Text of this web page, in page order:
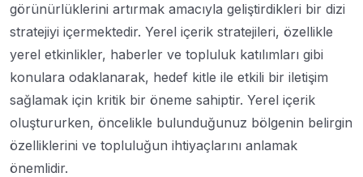
görünürlüklerini artırmak amacıyla geliştirdikleri bir dizi
stratejiyi içermektedir. Yerel içerik stratejileri, özellikle
yerel etkinlikler, haberler ve topluluk katılımları gibi
konulara odaklanarak, hedef kitle ile etkili bir iletişim
sağlamak için kritik bir öneme sahiptir. Yerel içerik
oluştururken, öncelikle bulunduğunuz bölgenin belirgin
özelliklerini ve topluluğun ihtiyaçlarını anlamak
önemlidir.